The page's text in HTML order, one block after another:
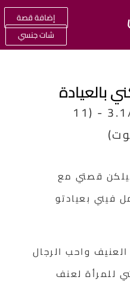
إضافة قصة
شات جنسي
3.1/5 - (11
قصتي مع
بعيادتو
واحب الرجال
لعنف